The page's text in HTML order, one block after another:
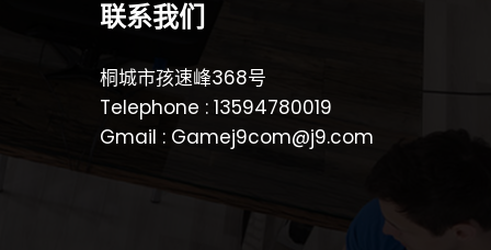
联系我们
桐城市孩速峰368号
Telephone : 13594780019
Gmail : Gamej9com@j9.com